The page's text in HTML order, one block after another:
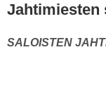
Jahtimiesten
SALOISTEN